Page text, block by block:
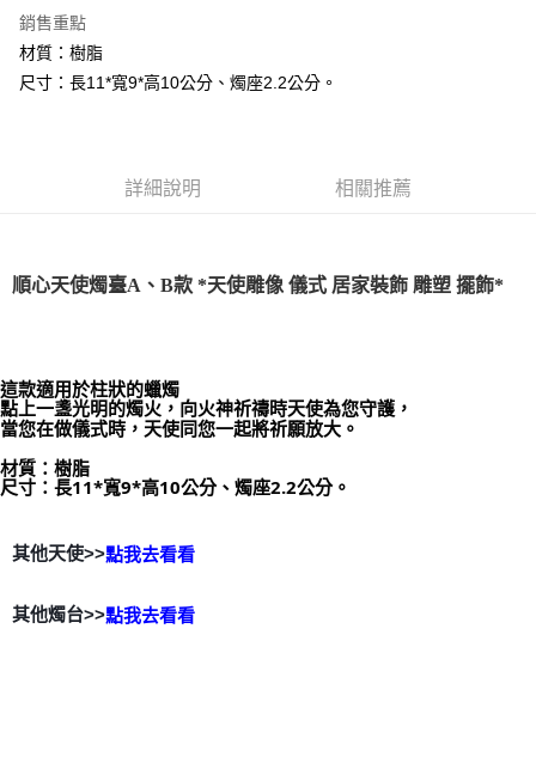
ATM付款
賣家宅配幫您送（台灣）
每筆NT$80，滿NT$3,000(含以上)免運費
免運費
銷售重點
材質：樹脂
尺寸：長11*寬9*高10公分、燭座2.2公分。
詳細說明 相關推薦
順心天使燭臺A、B款 *天使雕像 儀式 居家裝飾 雕塑 擺飾*
這款適用於柱狀的蠟燭
點上一盞光明的燭火，向火神祈禱時天使為您守護，
當您在做儀式時，天使同您一起將祈願放大。
材質：樹脂
尺寸：長11*寬9*高10公分、燭座2.2公分。
其他天使>>點我去看看
其他燭台>>點我去看看